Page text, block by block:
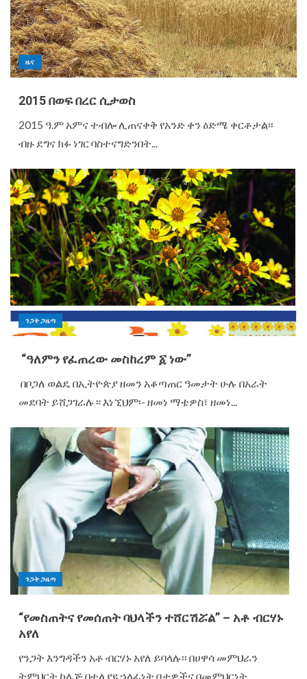
ዜና
2015 በወፍ በረር ሲታወስ
2015 ዓ.ም አምና ተብሎ ሊጠናቀቅ የአንድ ቀን ዕድሜ ቀርቶታል፡፡
ብዙ ደግና ክፉ ነገር ባስተናግድንበት...
ንጋት ጋዜጣ
“ዓለምን የፈጠረው መስከረም ፩ ነው”
በቦጋለ ወልዴ በኢትዮጵያ ዘመን አቆጣጠር ዓመታት ሁሉ በአራት
መደባት ይሸጋገራሉ። እነኚህም፡- ዘመነ ማቴዎስ፣ ዘመነ...
ንጋት ጋዜጣ
“የመስጠትና የመሰጠት ባህላችን ተሸርሽሯል” – አቶ ብርሃኑ
አየለ
የንጋት እንግዳችን አቶ ብርሃኑ አየለ ይባላሉ፡፡ በሀዋሳ መምህራን
ትምህርት ኮሌጅ በተለያዩ ኃላፊነት ቦታዎችና በመምህርነት...